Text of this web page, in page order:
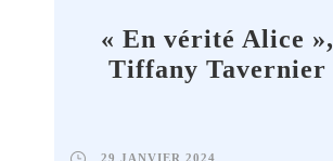
« En vérité Alice »,
Tiffany Tavernier
29 JANVIER 2024